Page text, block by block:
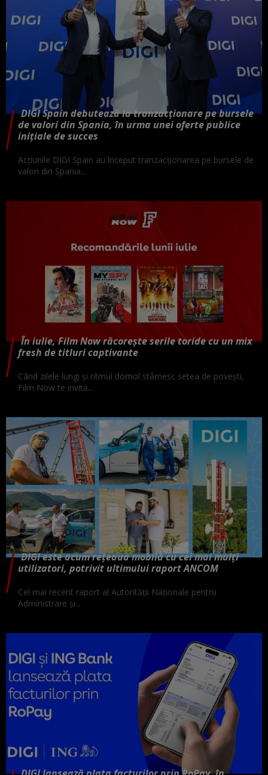
DIGI Spain debutează la tranzacționare pe bursele
de valori din Spania, în urma unei oferte publice
inițiale de succes
Acțiunile DIGI Spain au început tranzacționarea pe bursele de
valori din Spania...
În iulie, Film Now răcorește serile toride cu un mix
fresh de titluri captivante
Când zilele lungi și ritmul domol stârnesc setea de povești,
Film Now te invită...
DIGI este acum rețeaua mobilă cu cei mai mulți
utilizatori, potrivit ultimului raport ANCOM
Cel mai recent raport al Autorității Naționale pentru
Administrare și...